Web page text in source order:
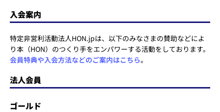
入会案内
特定非営利活動法人HON.jpは、以下のみなさまの賛助などによ
り本（HON）のつくり手をエンパワーする活動をしております。
会員特典や入会方法などのご案内はこちら。
法人会員
ゴールド